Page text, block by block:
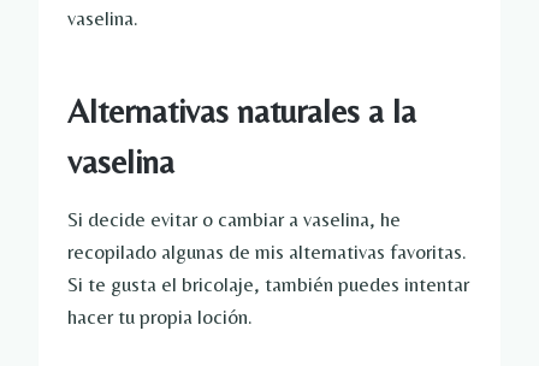
vaselina.
Alternativas naturales a la
vaselina
Si decide evitar o cambiar a vaselina, he
recopilado algunas de mis alternativas favoritas.
Si te gusta el bricolaje, también puedes intentar
hacer tu propia loción.